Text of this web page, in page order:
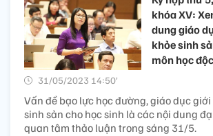
khóa XV:
dung giáo
khỏe sinh
môn học
31/05/2023 14:50’
Vấn đề bạo lực học đường, giáo dục
sinh sản cho học sinh là các nội dung
quan tâm thảo luận trong sáng 31/5.